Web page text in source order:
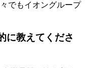
でもイオングループ
に教えてくださ